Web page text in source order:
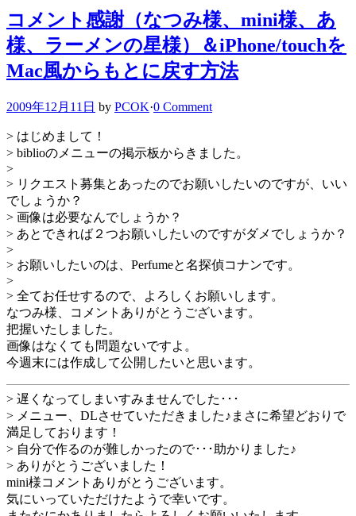
コメント感謝（なつみ様、mini様、あ
様、ラーメンの星様）＆iPhone/touchを
Mac風からもとに戻す方法
2009年12月11日 by PCOK·0 Comment
> はじめまして！
> biblioのメニューの掲示板からきました。
>
> リクエスト募集とあったのでお願いしたいのですが、いい
でしょうか？
> 画像は必要なんでしょうか？
> あとできれば２つお願いしたいのですがダメでしょうか？
>
> お願いしたいのは、Perfumeと名探偵コナンです。
>
> 全てお任せするので、よろしくお願いします。
なつみ様、コメントありがとうございます。
把握いたしました。
画像はなくても問題ないですよ。
今週末には作成して公開したいと思います。
> 遅くなってしまいすみませんでした･･･
> メニュー、DLさせていただきました♪まさに希望どおりで
満足しております！
> 自分で作るのが難しかったので･･･助かりました♪
> ありがとうございました！
mini様コメントありがとうございます。
気にいっていただけたようで幸いです。